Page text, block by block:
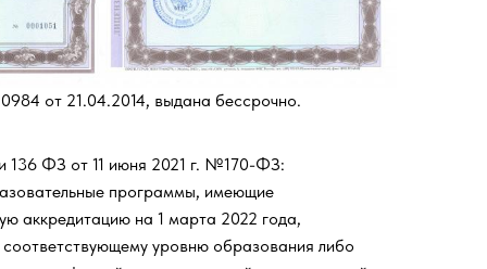
от 21.04.2014, выдана бессрочно.
136 ФЗ от 11 июня 2021 г. №170-ФЗ:
программы, имеющие
аккредитацию на 1 марта 2022 года,
уровню образования либо